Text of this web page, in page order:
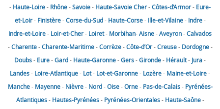
- Haute-Loire- Rhône-Savoie- Haute-SavoieCher-Côtes-d’Armor- Eure-
et-Loir- Finistère-Corse-du-Sud- Haute-Corse- Ille-et-Vilaine- Indre-
Indre-et-Loire- Loir-et-Cher- Loiret- Morbihan-Aisne-Aveyron-Calvados
-Charente-Charente-Maritime-Corrèze-Côte-d’Or-Creuse- Dordogne-
Doubs- Eure-Gard- Haute-Garonne-Gers-Gironde- Hérault- Jura-
Landes- Loire-Atlantique- Lot- Lot-et-Garonne- Lozère- Maine-et-Loire-
Manche- Mayenne- Nièvre- Nord-Oise-Orne- Pas-de-Calais- Pyrénées-
Atlantiques- Hautes-Pyrénées- Pyrénées-Orientales- Haute-Saône-